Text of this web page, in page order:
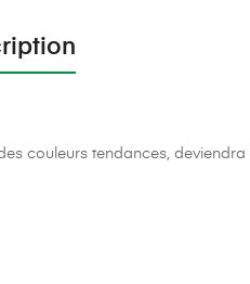
couleurs tendances,